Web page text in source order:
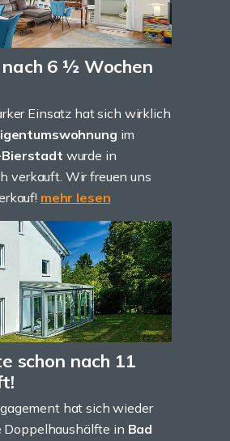
6 ½ Wochen
Einsatz hat sich wirklich
im
wurde in
verkauft. Wir freuen uns
mehr lesen
schon nach 11
hat sich wieder
in Bad